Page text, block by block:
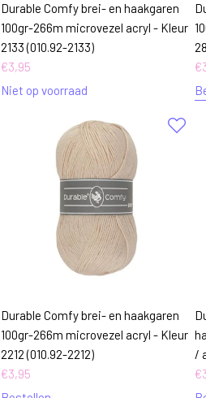
Durable Comfy brei- en haakgaren
100gr-266m microvezel acryl - Kleur
2133 (010.92-2133)
€3,95
Niet op voorraad
€
Durable Comfy brei- en haakgaren
100gr-266m microvezel acryl - Kleur
2212 (010.92-2212)
€3,95
/
€